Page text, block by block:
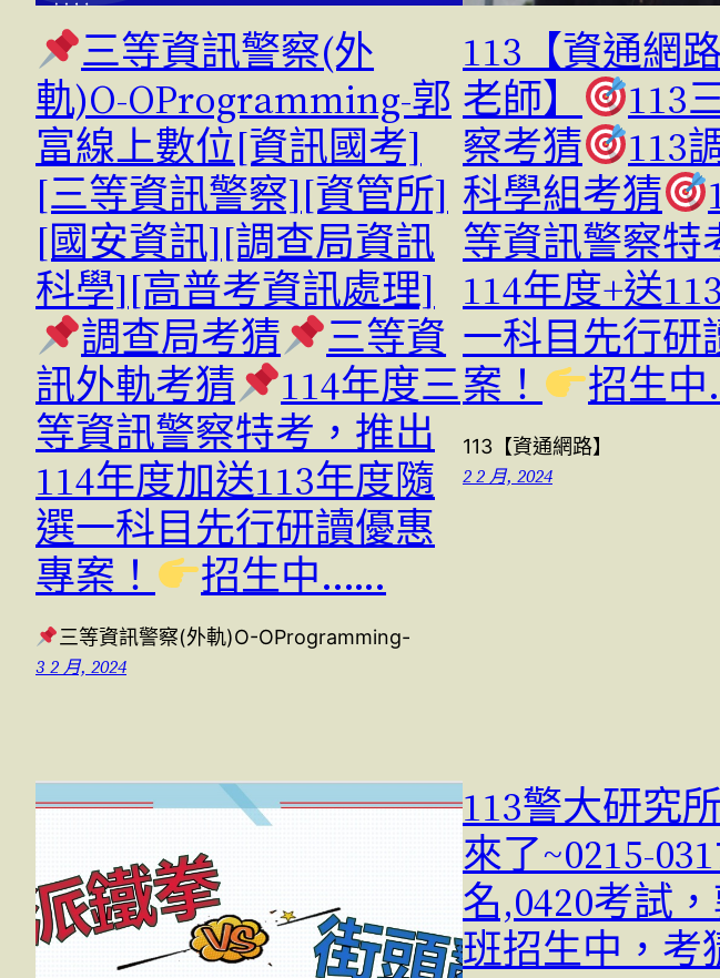
三等資訊警察(外
軌)O-OProgramming-郭
富線上數位[資訊國考]
[三等資訊警察][資管所]
[國安資訊][調查局資訊
科學][高普考資訊處理]
調查局考猜
三等資
訊外軌考猜
114年度三
等資訊警察特考，推出
114年度加送113年度隨
選一科目先行研讀優惠
專案！
招生中..….
三等資訊警察(外軌)O-OProgramming-
3 2 月, 2024
113【資通網
老師】
113
察考猜
113
科學組考猜
等資訊警察特
114年度+送
一科目先行研
案！
招生
113【資通網路】
2 2 月, 2024
113警大研究
來了~0215-
名,0420考試
班招生中，考